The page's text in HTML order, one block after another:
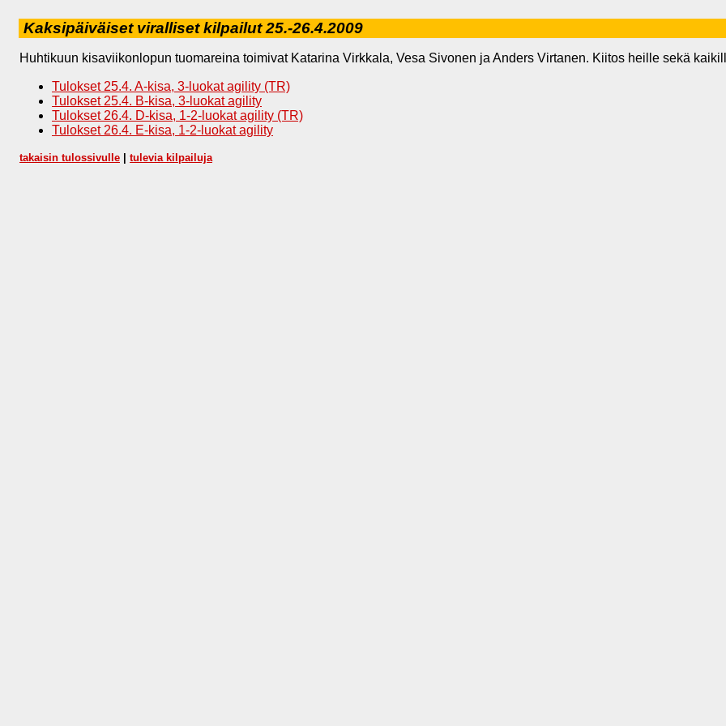
Kaksipäiväiset viralliset kilpailut 25.-26.4.2009
Huhtikuun kisaviikonlopun tuomareina toimivat Katarina Virkkala, Vesa Sivonen ja Anders Virtanen. Kiitos heille sekä
Tulokset 25.4. A-kisa, 3-luokat agility (TR)
Tulokset 25.4. B-kisa, 3-luokat agility
Tulokset 26.4. D-kisa, 1-2-luokat agility (TR)
Tulokset 26.4. E-kisa, 1-2-luokat agility
takaisin tulossivulle tulevia kilpailuja